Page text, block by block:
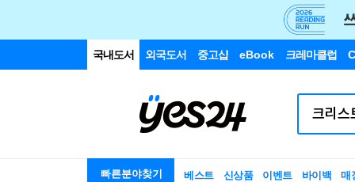
국내도서 외국도서 중고샵 eBook 크레마클럽
빠른분야찾기 베스트 신상품 이벤트 바이백 매